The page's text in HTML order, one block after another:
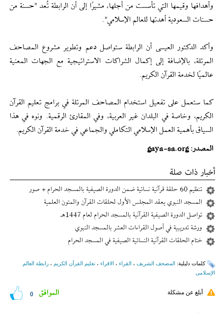
وأهدافها وقيمها التي تأسست من أجلها، مشيرًا إلى أن الرابطة تُعد "حسنة من
حسنات السعودية أهدتها للعالم الإسلامي".
وأكد الدكتور العيسى أن الرابطة ستواصل دعم وتطوير مشروع المصاحف
المرتلة، بالإضافة إلى إكمال الشراكات الاستراتيجية مع الجهات المعنية
عالميًا لخدمة القرآن الكريم.
كما ستعمل على تفعيل استخدام المصاحف المرتلة في برامج تعليم القرآن
الكريم، وخاصة في البلدان غير العربية، وفي المقارئ الرقمية. ونوه في هذا
السياق بأهمية العمل الإسلامي التكاملي والجماعي في خدمة القرآن الكريم.
المصدر: gaya-sa.org
أخبار ذات صلة
تنظيم 60 حلقة قرآنية نسائية ضمن الدورة الصيفية بالمسجد الحرام + صور
المسجد النبوي يعقد المجلس الأول لحلقات القرآن والمتون العلمية
تواصل الدورة الصيفية القرآنية بالمسجد الحرام لعام 1447هـ
ورشة تدريبية في أصول القراءات العشر بالمسجد النبوي
ختام الحلقات القرآنية النسائية الصيفية في المسجد الحرام
کلمات دلیلیة: المصحف الشریف ، القراء ، الاقراء ، تعليم القرآن الكريم ، رابطة العالم
الإسلامی
أبلغ عن مشكلة 0 الموافق